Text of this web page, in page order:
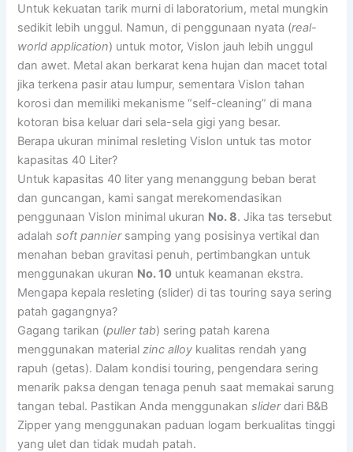
Untuk kekuatan tarik murni di laboratorium, metal mungkin
sedikit lebih unggul. Namun, di penggunaan nyata (real-
world application) untuk motor, Vislon jauh lebih unggul
dan awet. Metal akan berkarat kena hujan dan macet total
jika terkena pasir atau lumpur, sementara Vislon tahan
korosi dan memiliki mekanisme “self-cleaning” di mana
kotoran bisa keluar dari sela-sela gigi yang besar.
Berapa ukuran minimal resleting Vislon untuk tas motor
kapasitas 40 Liter?
Untuk kapasitas 40 liter yang menanggung beban berat
dan guncangan, kami sangat merekomendasikan
penggunaan Vislon minimal ukuran No. 8. Jika tas tersebut
adalahsoft panniersamping yang posisinya vertikal dan
menahan beban gravitasi penuh, pertimbangkan untuk
menggunakan ukuran No. 10 untuk keamanan ekstra.
Mengapa kepala resleting (slider) di tas touring saya sering
patah gagangnya?
Gagang tarikan (puller tab) sering patah karena
menggunakan materialzinc alloy kualitas rendah yang
rapuh (getas). Dalam kondisi touring, pengendara sering
menarik paksa dengan tenaga penuh saat memakai sarung
tangan tebal. Pastikan Anda menggunakansliderdari B&B
Zipper yang menggunakan paduan logam berkualitas tinggi
yang ulet dan tidak mudah patah.